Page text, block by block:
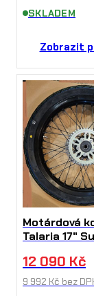
SKLADEM
Zobrazit
Motárdová
Talaria 17"
12 090 Kč
9 992 Kč bez